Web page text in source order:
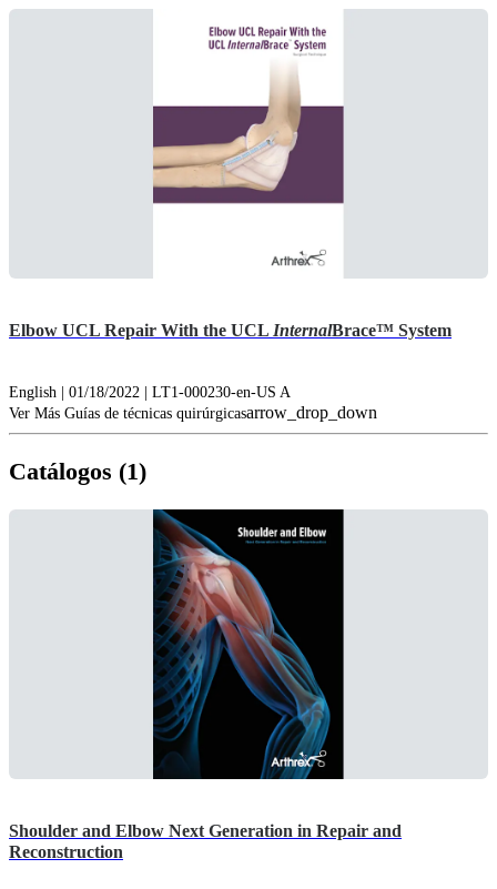
Elbow UCL Repair With the UCL InternalBrace™ System
English | 01/18/2022 | LT1-000230-en-US A
Ver Más Guías de técnicas quirúrgicasarrow_drop_down
Catálogos (1)
Shoulder and Elbow Next Generation in Repair and
Reconstruction